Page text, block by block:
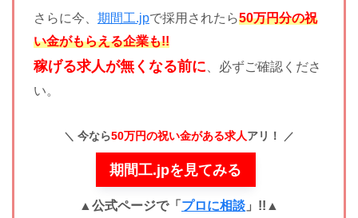
さらに今、 期間工.jpで採用されたら50万円分の祝
い金がもらえる企業も!!
稼げる求人が無くなる前に、必ずご確認くださ
い。
今なら50万円の祝い金がある求人アリ！
期間工.jpを見てみる
▲公式ページで「 プロに相談 」!! ▲